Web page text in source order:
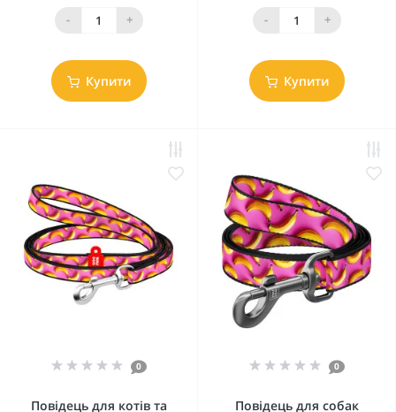
- +
Купити
- +
Купити
0
Повідець для котів та
0
Повідець для собак